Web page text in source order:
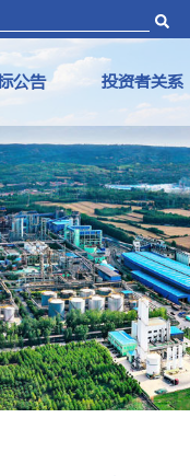
公告 投资者关系